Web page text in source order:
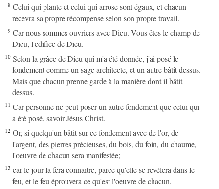
8 Celui qui plante et celui qui arrose sont égaux, et chacun
recevra sa propre récompense selon son propre travail.
9 Car nous sommes ouvriers avec Dieu. Vous êtes le champ de
Dieu, l'édifice de Dieu.
10 Selon la grâce de Dieu qui m'a été donnée, j'ai posé le
fondement comme un sage architecte, et un autre bâtit dessus.
Mais que chacun prenne garde à la manière dont il bâtit
dessus.
11 Car personne ne peut poser un autre fondement que celui qui
a été posé, savoir Jésus Christ.
12 Or, si quelqu'un bâtit sur ce fondement avec de l'or, de
l'argent, des pierres précieuses, du bois, du foin, du chaume,
l'oeuvre de chacun sera manifestée;
13 car le jour la fera connaître, parce qu'elle se révèlera dans le
feu, et le feu éprouvera ce qu'est l'oeuvre de chacun.